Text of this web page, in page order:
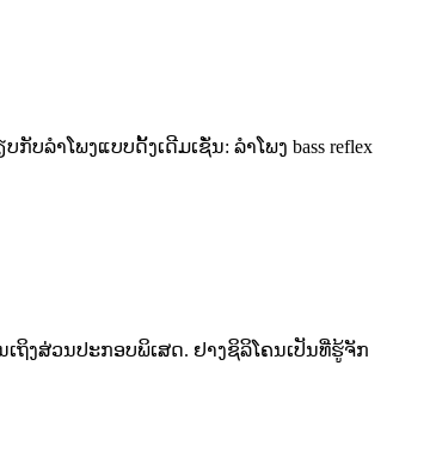
ບລຳໂພງແບບດັ້ງເດີມເຊັ່ນ: ລຳໂພງ bass reflex
ງສ່ວນປະກອບພິເສດ. ຢາງຊິລິໂຄນເປັນທີ່ຮູ້ຈັກ